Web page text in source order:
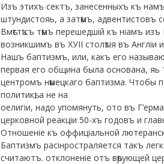
Изъ этихъ сектъ, занесенныхъ къ
штундистояь, а затѣмъ, адвентистовъ
Вмѣстѣ съ тѣмъ перешедшій къ ніамъ
возникшимъ въ ХУІІ столѣтія въ
Нашъ баптизмъ, или, какъ его
первая его община была основана, яь
центромъ нѣмецкаго баптизма. Чтобы
политикѣ, а не на
оелигіи, надо упомянуть, ото въ
церковной реакціи 50-хъ годовъ и
Отношеніе къ оффиціальной
Баптизмъ расінростраляется такъ
считаютъ. отклоненіе отъ вѣрующей